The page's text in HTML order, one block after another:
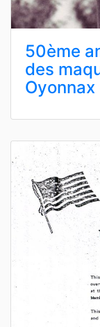
50ème
des
Oyonnax